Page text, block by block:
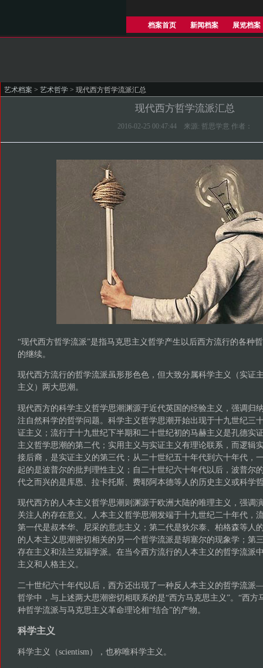
档案首页 新闻档案 展览档案
艺术档案 > 艺术哲学 > 现代西方哲学流派汇总
现代西方哲学流派汇总
2016-02-25 00:47:44 来源: 哲思学意 作者：
“现代西方哲学流派”是指马克思主义哲学产生以后西方流行的各种
的继续。
现代西方流行的哲学流派虽形形色色，但大致分属科学主义（实证
主义）两大思潮。
现代西方的科学主义哲学思潮渊源于近代英国的经验主义，强调归
注自然科学的哲学问题。科学主义哲学思潮开始出现于十九世纪三
证主义；流行于十九世纪下半期和二十世纪初的马赫主义是孔德实
主义哲学思潮的第二代；实用主义与实证主义有理论联系，而逻辑
接后裔，是实证主义的第三代；从二十世纪五十年代到六十年代，
起的是波普尔的批判理性主义；自二十世纪六十年代以后，波普尔
代之而兴的是库恩、拉卡托斯、费耶阿本德等人的历史主义或科学
现代西方的人本主义哲学思潮则渊源于欧洲大陆的唯理主义，强调
关注人的存在意义。人本主义哲学思潮发端于十九世纪二十年代，
第一代是叔本华、尼采的意志主义；第二代是狄尔泰、柏格森等人
的人本主义思潮密切相关的另一个哲学流派是胡塞尔的现象学；第
存在主义和法兰克福学派。在当今西方流行的人本主义的哲学流派
主义和人格主义。
二十世纪六十年代以后，西方还出现了一种反人本主义的哲学流
哲学中，与上述两大思潮密切相联系的是“西方马克思主义”。“西方
种哲学流派与马克思主义革命理论相“结合”的产物。
科学主义
科学主义（scientism），也称唯科学主义。